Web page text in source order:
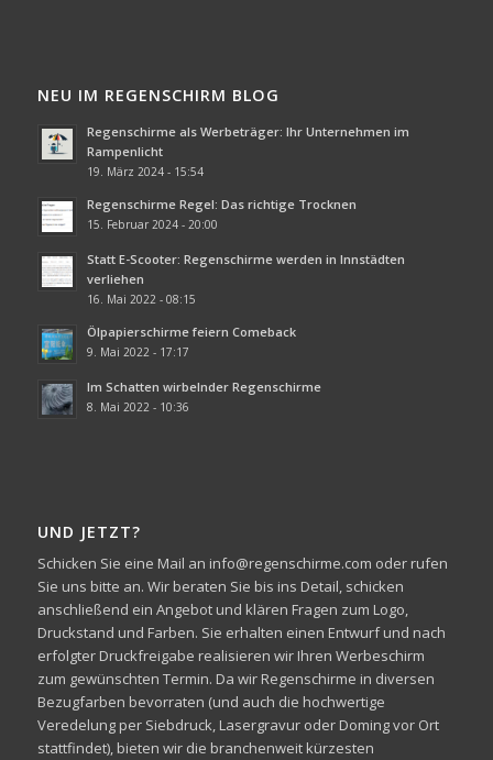
NEU IM REGENSCHIRM BLOG
Regenschirme als Werbeträger: Ihr Unternehmen im
Rampenlicht
19. März 2024 - 15:54
Regenschirme Regel: Das richtige Trocknen
15. Februar 2024 - 20:00
Statt E-Scooter: Regenschirme werden in Innstädten
verliehen
16. Mai 2022 - 08:15
Ölpapierschirme feiern Comeback
9. Mai 2022 - 17:17
Im Schatten wirbelnder Regenschirme
8. Mai 2022 - 10:36
UND JETZT?
Schicken Sie eine Mail an info@regenschirme.com oder rufen
Sie uns bitte an. Wir beraten Sie bis ins Detail, schicken
anschließend ein Angebot und klären Fragen zum Logo,
Druckstand und Farben. Sie erhalten einen Entwurf und nach
erfolgter Druckfreigabe realisieren wir Ihren Werbeschirm
zum gewünschten Termin. Da wir Regenschirme in diversen
Bezugfarben bevorraten (und auch die hochwertige
Veredelung per Siebdruck, Lasergravur oder Doming vor Ort
stattfindet), bieten wir die branchenweit kürzesten